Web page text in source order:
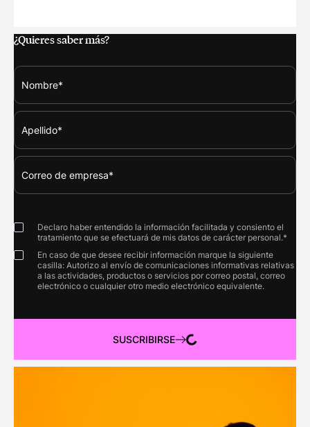
¿Quieres saber más?
Declaro haber entendido la información facilitada y consiento el
tratamiento que se efectuará de mis datos de carácter personal.*
En caso de que desee recibir información marque la siguiente
casilla: Autorizo al envío de comunicaciones informativas relativas
a las actividades, productos o servicios por correo postal, correo
electrónico o cualquier otro medio electrónico equivalente.
SUSCRIBIRSE